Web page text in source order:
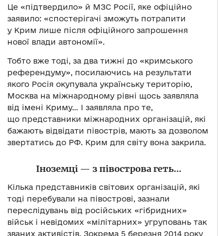
Це «підтвердило» й МЗС Росії, яке офіційно
заявило: «спостерігачі зможуть потрапити
у Крим лише після офіційного запрошення
нової влади автономії».
Тобто вже тоді, за два тижні до «кримського
референдуму», посилаючись на результати
якого Росія окупувала українську територію,
Москва на міжнародному рівні щось заявляла
від імені Криму… І заявляла про те,
що представники міжнародних організацій, які
бажають відвідати півострів, мають за дозволом
звертатись до РФ. Крим для світу вона закрила.
Іноземці — з півострова геть…
Кілька представників світових організацій, які
тоді перебували на півострові, зазнали
переслідувань від російських «гібридних»
військ і невідомих «мілітарних» угруповань так
званих активістів. Зокрема 5 березня 2014 року